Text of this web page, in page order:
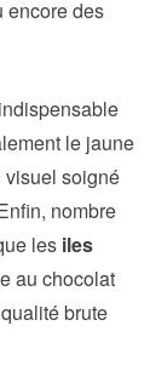
encore des
le jaune
visuel soigné
nombre
les iles
au chocolat
brute